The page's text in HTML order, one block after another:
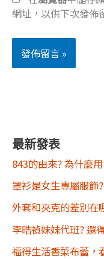
網址，以供下次發佈
最新發表
843的由來? 為什麼
罩衫是女生專屬服飾
外套和夾克的差別在
李晧禎妹妹代班? 還
福得生活香菜布蕾，